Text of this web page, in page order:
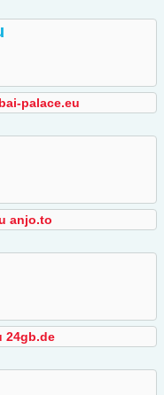
palace.eu
anjo.to
24gb.de